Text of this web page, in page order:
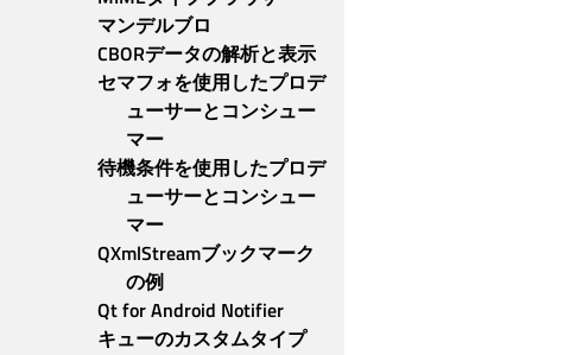
マンデルブロ
CBORデータの解析と表示
セマフォを使用したプロデ
ューサーとコンシュー
マー
待機条件を使用したプロデ
ューサーとコンシュー
マー
QXmlStreamブックマーク
の例
Qt for Android Notifier
キューのカスタムタイプ